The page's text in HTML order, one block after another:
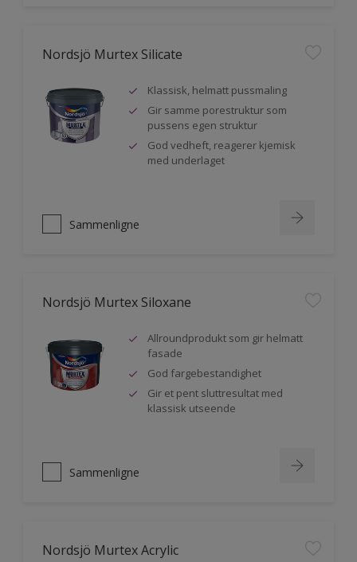
Nordsjö Murtex Silicate
Klassisk, helmatt pussmaling
Gir samme porestruktur som
pussens egen struktur
God vedheft, reagerer kjemisk
med underlaget
Sammenligne
Nordsjö Murtex Siloxane
Allroundprodukt som gir helmatt
fasade
God fargebestandighet
Gir et pent sluttresultat med
klassisk utseende
Sammenligne
Nordsjö Murtex Acrylic